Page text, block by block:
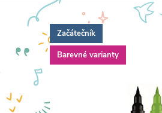
Začátečník
Barevné varianty